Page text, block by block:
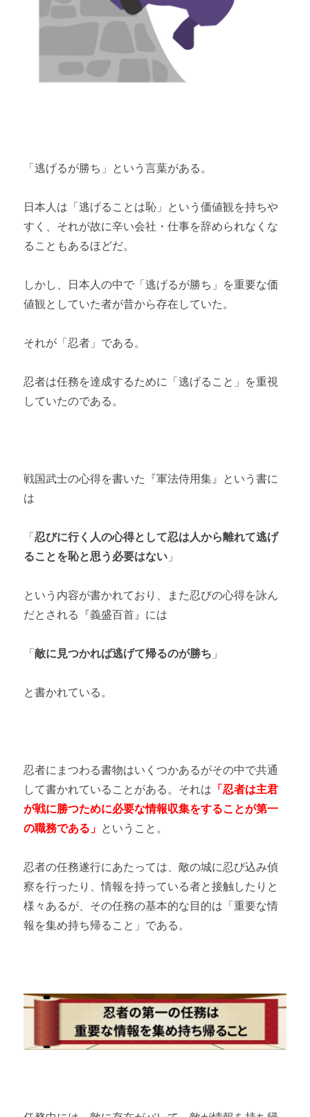
「逃げるが勝ち」という言葉がある。
日本人は「逃げることは恥」という価値観を持ちや
すく、それが故に辛い会社・仕事を辞められなくな
ることもあるほどだ。
しかし、日本人の中で「逃げるが勝ち」を重要な価
値観としていた者が昔から存在していた。
それが「忍者」である。
忍者は任務を達成するために「逃げること」を重視
していたのである。
戦国武士の心得を書いた『軍法侍用集』という書に
は
「忍びに行く人の心得として忍は人から離れて逃げ
ることを恥と思う必要はない 」
という内容が書かれており、また忍びの心得を詠ん
だとされる『義盛百首』には
「敵に見つかれば逃げて帰るのが勝ち 」
と書かれている。
忍者にまつわる書物はいくつかあるがその中で共通
して書かれていることがある。それは 「忍者は主君
が戦に勝つために必要な情報収集をすることが第一
の職務である」 ということ。
忍者の任務遂行にあたっては、敵の城に忍び込み偵
察を行ったり、情報を持っている者と接触したりと
様々あるが、その任務の基本的な目的は「重要な情
報を集め持ち帰ること」である。